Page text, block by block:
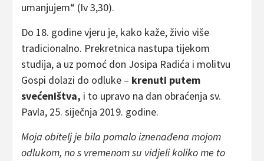
umanjujem“ (Iv 3,30).
Do 18. godine vjeru je, kako kaže, živio više
tradicionalno. Prekretnica nastupa tijekom
studija, a uz pomoć don Josipa Radića i molitvu
Gospi dolazi do odluke – krenuti putem
svećeništva, i to upravo na dan obraćenja sv.
Pavla, 25. siječnja 2019. godine.
Moja obitelj je bila pomalo iznenađena mojom
odlukom, no s vremenom su vidjeli koliko me to